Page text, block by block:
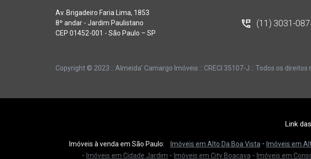
Av. Brigadeiro Faria Lima, 1853
8º andar - Jardim Paulistano
CEP 01452-001 - São Paulo – SP
(11) 3031-
Copyright © 2023 :: Almeida' Camargo Imóveis :: CRECI 35107-J :: Todos os direitos
Link
Imóveis à venda em São Paulo: Imóveis em Alto Da Boa Vista - Imóveis em
- Imóveis em Cidade Jardim - Imóveis em City Boaçava - Imóveis em